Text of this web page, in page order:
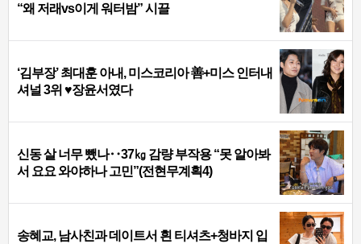
“왜 저래vs이게 워터밤” 시끌
‘김부장’ 최대훈 아내, 미스코리아 善+미스 인터내
셔널 3위 ♥장윤서였다
신동 살 너무 뺐나‥37㎏ 감량 부작용 “못 알아봐
서 요요 와야하나 고민”(전현무계획4)
송혜교, 남사친과 데이트서 흰 티셔츠+청바지 입